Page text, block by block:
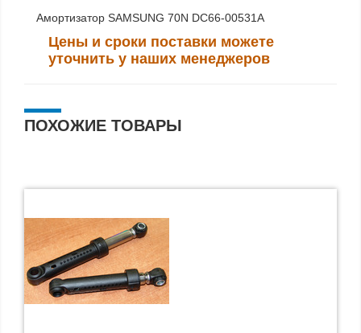
Амортизатор SAMSUNG 70N DC66-00531A
Цены и сроки поставки можете
уточнить у наших менеджеров
ПОХОЖИЕ ТОВАРЫ